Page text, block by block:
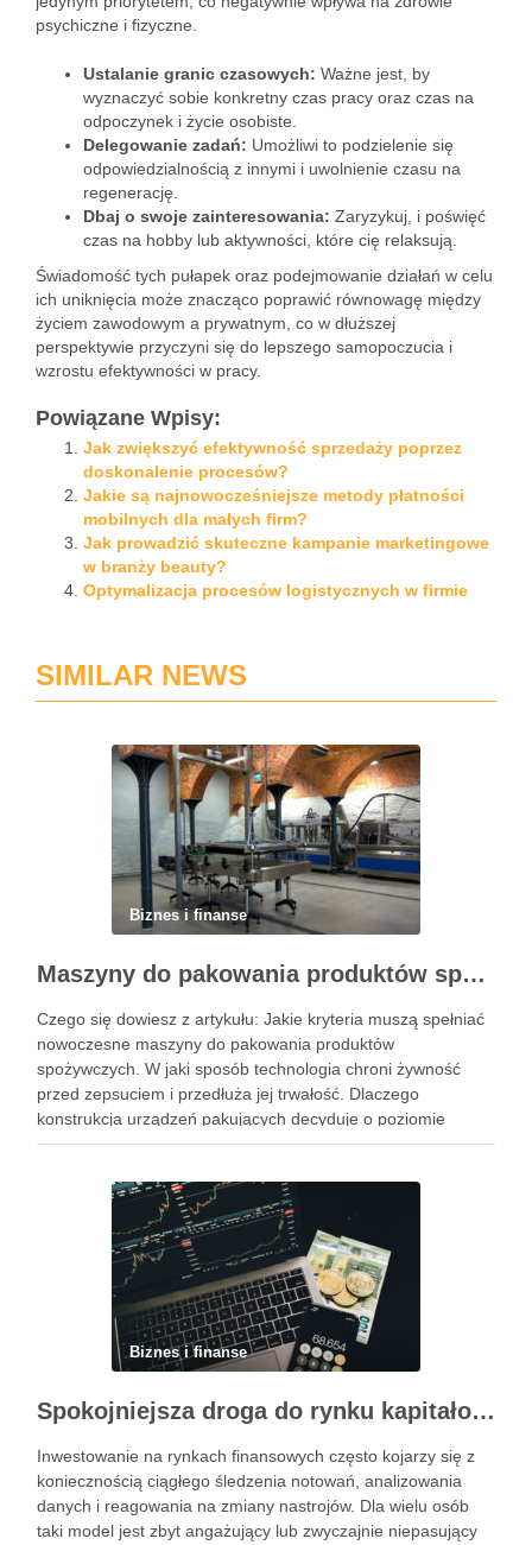
psychiczne i fizyczne.
Ustalanie granic czasowych: Ważne jest, by
wyznaczyć sobie konkretny czas pracy oraz czas na
odpoczynek i życie osobiste.
Delegowanie zadań: Umożliwi to podzielenie się
odpowiedzialnością z innymi i uwolnienie czasu na
regenerację.
Dbaj o swoje zainteresowania: Zaryzykuj, i poświęć
czas na hobby lub aktywności, które cię relaksują.
Świadomość tych pułapek oraz podejmowanie działań w celu
ich uniknięcia może znacząco poprawić równowagę między
życiem zawodowym a prywatnym, co w dłuższej
perspektywie przyczyni się do lepszego samopoczucia i
wzrostu efektywności w pracy.
Powiązane Wpisy:
Jak zwiększyć efektywność sprzedaży poprzez
doskonalenie procesów?
Jakie są najnowocześniejsze metody płatności
mobilnych dla małych firm?
Jak prowadzić skuteczne kampanie marketingowe
w branży beauty?
Optymalizacja procesów logistycznych w firmie
SIMILAR NEWS
Biznes i finanse
Maszyny do pakowania produktów spożywczych – standardy higieny i nowoczesne technologie w przetwórstwie
Czego się dowiesz z artykułu: Jakie kryteria muszą spełniać
nowoczesne maszyny do pakowania produktów
spożywczych. W jaki sposób technologia chroni żywność
przed zepsuciem i przedłuża jej trwałość. Dlaczego
konstrukcja urządzeń pakujących decyduje o poziomie
higieny w zakładzie. Jak dobrać odpowiedni system
Powiązane wpisy: Jak …
Biznes i finanse
Spokojniejsza droga do rynku kapitałowego bez presji codziennych decyzji
Inwestowanie na rynkach finansowych często kojarzy się z
koniecznością ciągłego śledzenia notowań, analizowania
danych i reagowania na zmiany nastrojów. Dla wielu osób
taki model jest zbyt angażujący lub zwyczajnie niepasujący